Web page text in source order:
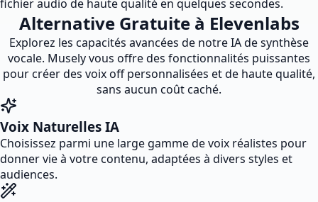
fichier audio de haute qualité en quelques secondes.
Alternative Gratuite à Elevenlabs
Explorez les capacités avancées de notre IA de synthèse
vocale. Musely vous offre des fonctionnalités puissantes
pour créer des voix off personnalisées et de haute qualité,
sans aucun coût caché.
Voix Naturelles IA
Choisissez parmi une large gamme de voix réalistes pour
donner vie à votre contenu, adaptées à divers styles et
audiences.